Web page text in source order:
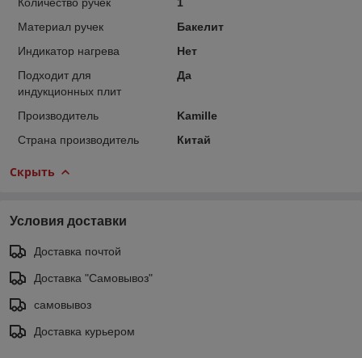
Материал ручек
Бакелит
Индикатор нагрева
Нет
Подходит для
индукционных плит
Да
Производитель
Kamille
Страна производитель
Китай
Скрыть
Условия доставки
Доставка почтой
Доставка "Самовывоз"
самовывоз
Доставка курьером